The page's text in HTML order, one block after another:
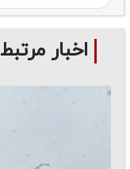
اخبار مرتبط